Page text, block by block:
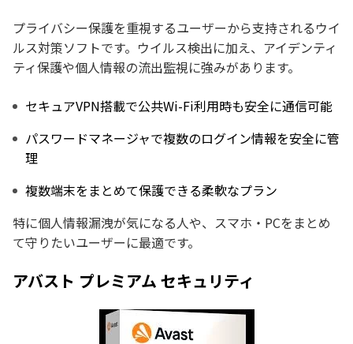
プライバシー保護を重視するユーザーから支持されるウイ
ルス対策ソフトです。ウイルス検出に加え、アイデンティ
ティ保護や個人情報の流出監視に強みがあります。
セキュアVPN搭載で公共Wi-Fi利用時も安全に通信可能
パスワードマネージャで複数のログイン情報を安全に管
理
複数端末をまとめて保護できる柔軟なプラン
特に個人情報漏洩が気になる人や、スマホ・PCをまとめ
て守りたいユーザーに最適です。
アバスト プレミアム セキュリティ